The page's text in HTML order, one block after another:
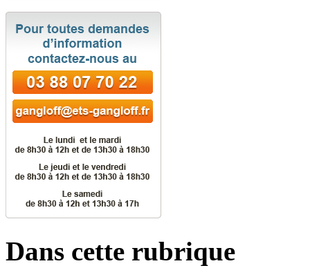
Dans cette rubrique